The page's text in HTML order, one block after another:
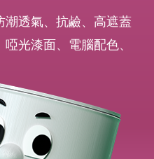
潮透氣、抗鹼、高遮蓋
光漆面、電腦配色、